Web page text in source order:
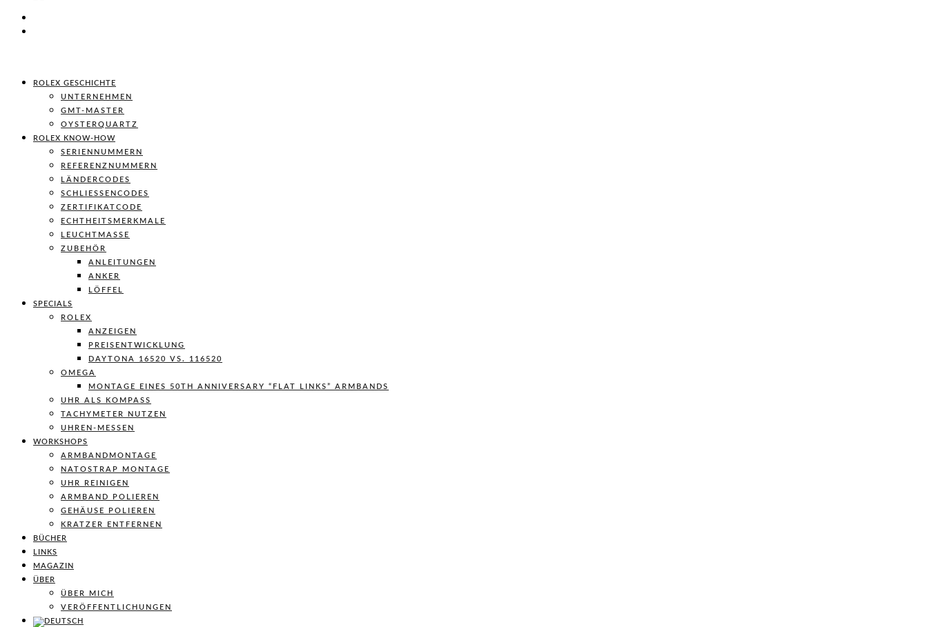
ROLEX GESCHICHTE
UNTERNEHMEN
GMT-MASTER
OYSTERQUARTZ
ROLEX KNOW-HOW
SERIENNUMMERN
REFERENZNUMMERN
LÄNDERCODES
SCHLIESSENCODES
ZERTIFIKATCODE
ECHTHEITSMERKMALE
LEUCHTMASSE
ZUBEHÖR
ANLEITUNGEN
ANKER
LÖFFEL
SPECIALS
ROLEX
ANZEIGEN
PREISENTWICKLUNG
DAYTONA 16520 VS. 116520
OMEGA
MONTAGE EINES 50TH ANNIVERSARY “FLAT LINKS” ARMBANDS
UHR ALS KOMPASS
TACHYMETER NUTZEN
UHREN-MESSEN
WORKSHOPS
ARMBANDMONTAGE
NATOSTRAP MONTAGE
UHR REINIGEN
ARMBAND POLIEREN
GEHÄUSE POLIEREN
KRATZER ENTFERNEN
BÜCHER
LINKS
MAGAZIN
ÜBER
ÜBER MICH
VERÖFFENTLICHUNGEN